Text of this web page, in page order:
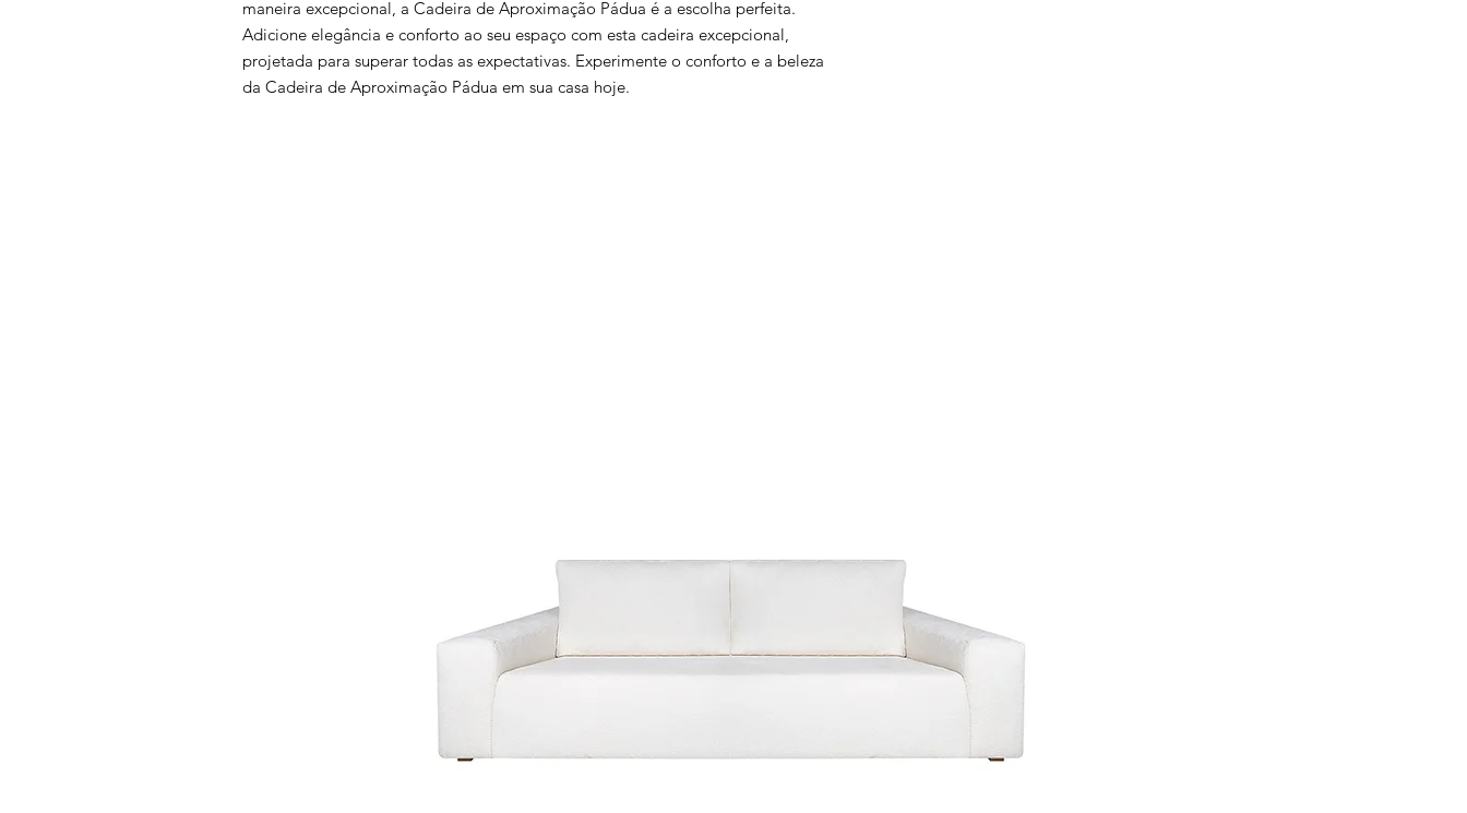
maneira excepcional, a Cadeira de Aproximação Pádua é a escolha perfeita.
Adicione elegância e conforto ao seu espaço com esta cadeira excepcional,
projetada para superar todas as expectativas. Experimente o conforto e a beleza
da Cadeira de Aproximação Pádua em sua casa hoje.